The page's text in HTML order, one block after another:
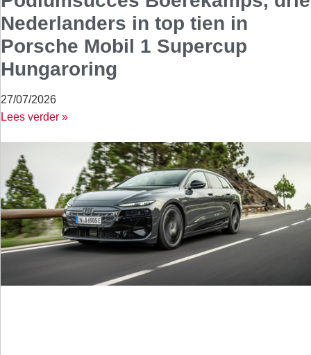
Nederlanders in top tien in
Porsche Mobil 1 Supercup
Hungaroring
27/07/2026
Lees verder »